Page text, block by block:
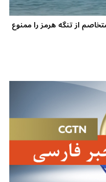
از تنگه هرمز را ممنوع